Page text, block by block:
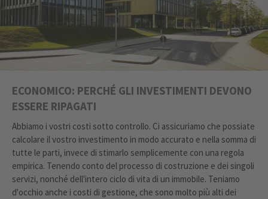
ECONOMICO: PERCHÉ GLI INVESTIMENTI DEVONO
ESSERE RIPAGATI
Abbiamo i vostri costi sotto controllo. Ci assicuriamo che possiate
calcolare il vostro investimento in modo accurato e nella somma di
tutte le parti, invece di stimarlo semplicemente con una regola
empirica. Tenendo conto del processo di costruzione e dei singoli
servizi, nonché dell'intero ciclo di vita di un immobile. Teniamo
d'occhio anche i costi di gestione, che sono molto più alti dei